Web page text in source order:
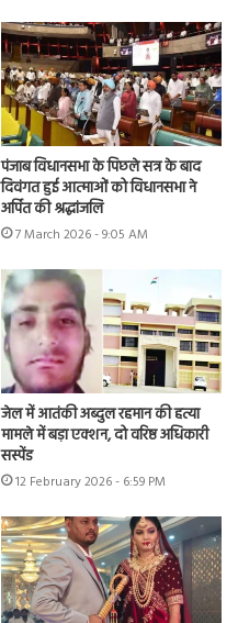
पंजाब विधानसभा के पिछले सत्र के बाद
दिवंगत हुई आत्माओं को विधानसभा ने
अर्पित की श्रद्धांजलि
7 March 2026 - 9:05 AM
जेल में आतंकी अब्दुल रहमान की हत्या
मामले में बड़ा एक्शन, दो वरिष्ठ अधिकारी
सस्पेंड
12 February 2026 - 6:59 PM